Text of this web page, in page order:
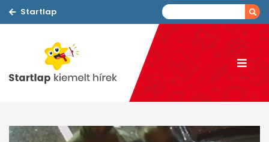
Startlap